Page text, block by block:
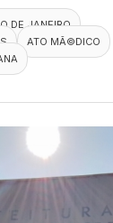
DE JANEIRO
ATO MÃ©DICO